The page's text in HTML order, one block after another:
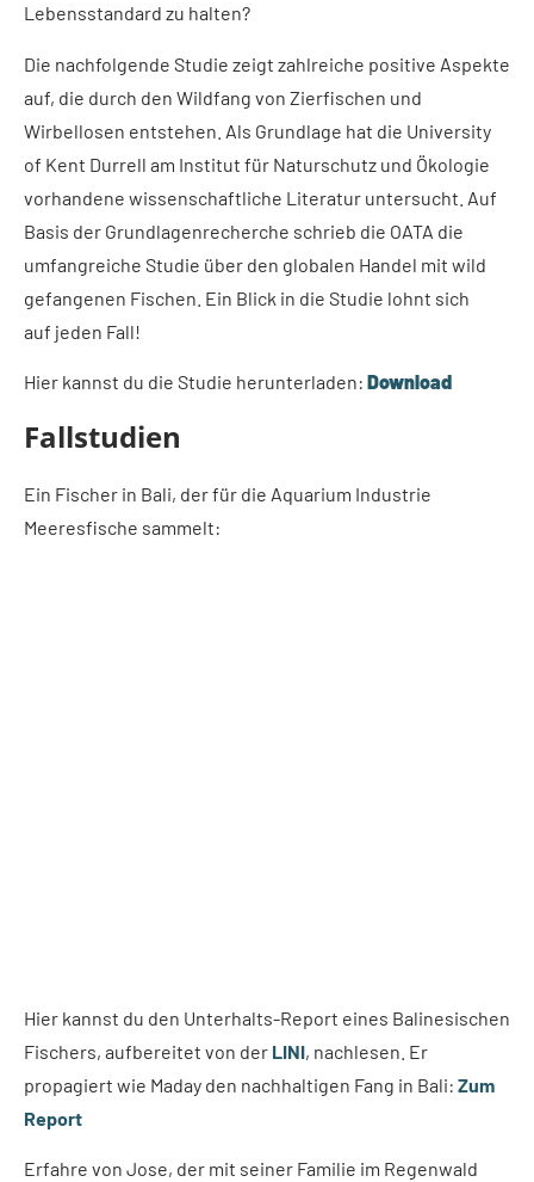
Lebensstandard zu halten?
Die nachfolgende Studie zeigt zahlreiche positive Aspekte
auf, die durch den Wildfang von Zierfischen und
Wirbellosen entstehen. Als Grundlage hat die University
of Kent Durrell am Institut für Naturschutz und Ökologie
vorhandene wissenschaftliche Literatur untersucht. Auf
Basis der Grundlagenrecherche schrieb die OATA die
umfangreiche Studie über den globalen Handel mit wild
gefangenen Fischen. Ein Blick in die Studie lohnt sich
auf jeden Fall!
Hier kannst du die Studie herunterladen: Download
Fallstudien
Ein Fischer in Bali, der für die Aquarium Industrie
Meeresfische sammelt:
Hier kannst du den Unterhalts-Report eines Balinesischen
Fischers, aufbereitet von der LINI, nachlesen. Er
propagiert wie Maday den nachhaltigen Fang in Bali: Zum
Report
Erfahre von Jose, der mit seiner Familie im Regenwald